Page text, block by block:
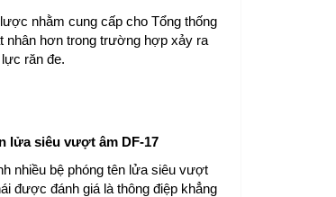
nhằm cung cấp cho Tổng thống
nhân hơn trong trường hợp xảy ra
răn đe.
lửa siêu vượt âm DF-17
nhiều bệ phóng tên lửa siêu vượt
được đánh giá là thông điệp khẳng